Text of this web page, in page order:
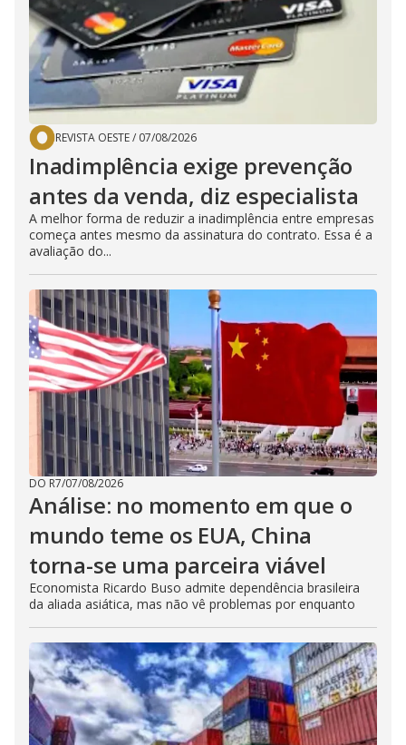
REVISTA OESTE/ 07/08/2026
Inadimplência exige prevenção
antes da venda, diz especialista
A melhor forma de reduzir a inadimplência entre empresas
começa antes mesmo da assinatura do contrato. Essa é a
avaliação do...
DO R7/07/08/2026
Análise: no momento em que o
mundo teme os EUA, China
torna-se uma parceira viável
Economista Ricardo Buso admite dependência brasileira
da aliada asiática, mas não vê problemas por enquanto